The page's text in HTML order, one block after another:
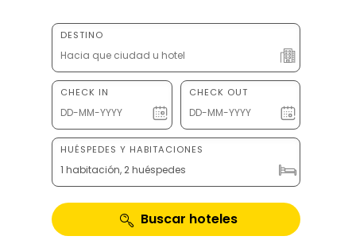
DESTINO
CHECK IN CHECK OUT
HUÉSPEDES Y HABITACIONES
1 habitación, 2 huéspedes
Buscar hoteles